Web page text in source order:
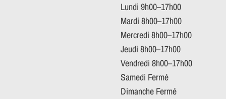
Lundi 9h00–17h00
Mardi 8h00–17h00
Mercredi 8h00–17h00
Jeudi 8h00–17h00
Vendredi 8h00–17h00
Samedi Fermé
Dimanche Fermé